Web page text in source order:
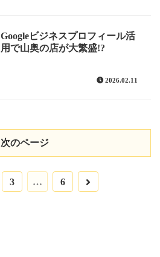
Googleビジネスプロフィール活
用で山奥の店が大繁盛!?
2026.02.11
次のページ
3 … 6
次